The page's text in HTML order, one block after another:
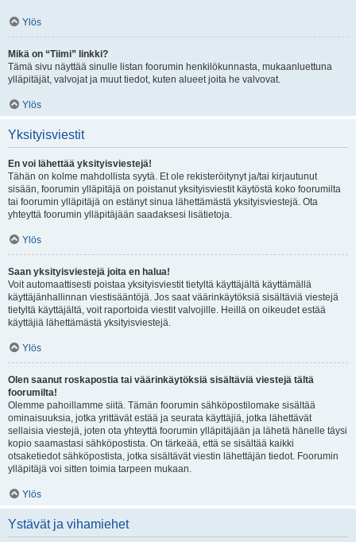
Ylös
Mikä on “Tiimi” linkki?
Tämä sivu näyttää sinulle listan foorumin henkilökunnasta, mukaanluettuna
ylläpitäjät, valvojat ja muut tiedot, kuten alueet joita he valvovat.
Ylös
Yksityisviestit
En voi lähettää yksityisviestejä!
Tähän on kolme mahdollista syytä. Et ole rekisteröitynyt ja/tai kirjautunut
sisään, foorumin ylläpitäjä on poistanut yksityisviestit käytöstä koko foorumilta
tai foorumin ylläpitäjä on estänyt sinua lähettämästä yksityisviestejä. Ota
yhteyttä foorumin ylläpitäjään saadaksesi lisätietoja.
Ylös
Saan yksityisviestejä joita en halua!
Voit automaattisesti poistaa yksityisviestit tietyltä käyttäjältä käyttämällä
käyttäjänhallinnan viestisääntöjä. Jos saat väärinkäytöksiä sisältäviä viestejä
tietyltä käyttäjältä, voit raportoida viestit valvojille. Heillä on oikeudet estää
käyttäjiä lähettämästä yksityisviestejä.
Ylös
Olen saanut roskapostia tai väärinkäytöksiä sisältäviä viestejä tältä
foorumilta!
Olemme pahoillamme siitä. Tämän foorumin sähköpostilomake sisältää
ominaisuuksia, jotka yrittävät estää ja seurata käyttäjiä, jotka lähettävät
sellaisia viestejä, joten ota yhteyttä foorumin ylläpitäjään ja lähetä hänelle täysi
kopio saamastasi sähköpostista. On tärkeää, että se sisältää kaikki
otsaketiedot sähköpostista, jotka sisältävät viestin lähettäjän tiedot. Foorumin
ylläpitäjä voi sitten toimia tarpeen mukaan.
Ylös
Ystävät ja vihamiehet